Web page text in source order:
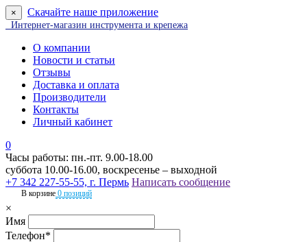
× Скачайте наше приложение
Интернет-магазин инструмента и крепежа
О компании
Новости и статьи
Отзывы
Доставка и оплата
Производители
Контакты
Личный кабинет
0
Часы работы: пн.-пт. 9.00-18.00
суббота 10.00-16.00, воскресенье – выходной
+7 342 227-55-55, г. Пермь Написать сообщение
В корзине 0 позиций
×
Имя
Телефон*